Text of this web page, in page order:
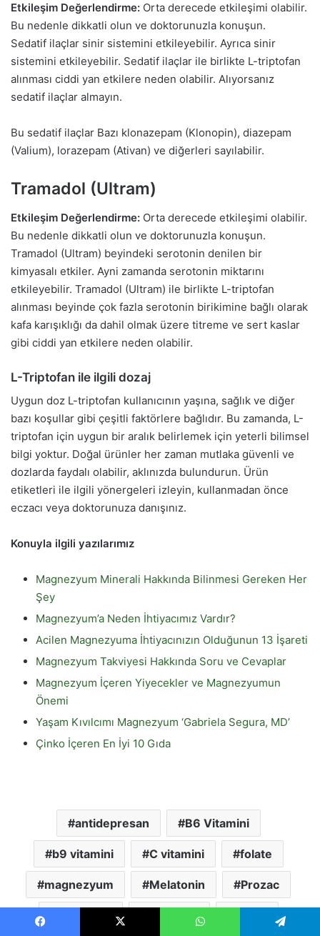
Etkileşim Değerlendirme: Orta derecede etkileşimi olabilir.
Bu nedenle dikkatli olun ve doktorunuzla konuşun.
Sedatif ilaçlar sinir sistemini etkileyebilir. Ayrıca sinir
sistemini etkileyebilir. Sedatif ilaçlar ile birlikte L-triptofan
alınması ciddi yan etkilere neden olabilir. Alıyorsanız
sedatif ilaçlar almayın.
Bu sedatif ilaçlar Bazı klonazepam (Klonopin), diazepam
(Valium), lorazepam (Ativan) ve diğerleri sayılabilir.
Tramadol (Ultram)
Etkileşim Değerlendirme: Orta derecede etkileşimi olabilir.
Bu nedenle dikkatli olun ve doktorunuzla konuşun.
Tramadol (Ultram) beyindeki serotonin denilen bir
kimyasalı etkiler. Ayni zamanda serotonin miktarını
etkileyebilir. Tramadol (Ultram) ile birlikte L-triptofan
alınması beyinde çok fazla serotonin birikimine bağlı olarak
kafa karışıklığı da dahil olmak üzere titreme ve sert kaslar
gibi ciddi yan etkilere neden olabilir.
L-Triptofan ile ilgili dozaj
Uygun doz L-triptofan kullanıcının yaşına, sağlık ve diğer
bazı koşullar gibi çeşitli faktörlere bağlıdır. Bu zamanda, L-
triptofan için uygun bir aralık belirlemek için yeterli bilimsel
bilgi yoktur. Doğal ürünler her zaman mutlaka güvenli ve
dozlarda faydalı olabilir, aklınızda bulundurun. Ürün
etiketleri ile ilgili yönergeleri izleyin, kullanmadan önce
eczacı veya doktorunuza danışınız.
Konuyla ilgili yazılarımız
Magnezyum Minerali Hakkında Bilinmesi Gereken Her
Şey
Magnezyum’a Neden İhtiyacımız Vardır?
Acilen Magnezyuma İhtiyacınızın Olduğunun 13 İşareti
Magnezyum Takviyesi Hakkında Soru ve Cevaplar
Magnezyum İçeren Yiyecekler ve Magnezyumun
Önemi
Yaşam Kıvılcımı Magnezyum ‘Gabriela Segura, MD’
Çinko İçeren En İyi 10 Gıda
antidepresan B6 Vitamini
b9 vitamini C vitamini folate
magnezyum Melatonin Prozac
Triptofan